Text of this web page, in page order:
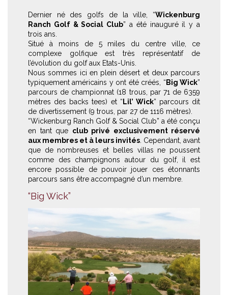
Dernier né des golfs de la ville, “Wickenburg
Ranch Golf & Social Club” a été inauguré il y a
trois ans.
Situé à moins de 5 miles du centre ville, ce
complexe golfique est très représentatif de
l’évolution du golf aux Etats-Unis.
Nous sommes ici en plein désert et deux parcours
typiquement américains y ont été créés, “Big Wick”
parcours de championnat (18 trous, par 71 de 6359
mètres des backs tees) et “Lil’ Wick” parcours dit
de divertissement (9 trous, par 27 de 1116 mètres).
“Wickenburg Ranch Golf & Social Club” a été conçu
en tant que club privé exclusivement réservé
aux membres et à leurs invités . Cependant, avant
que de nombreuses et belles villas ne poussent
comme des champignons autour du golf, il est
encore possible de pouvoir jouer ces étonnants
parcours sans être accompagné d’un membre.
“Big Wick”